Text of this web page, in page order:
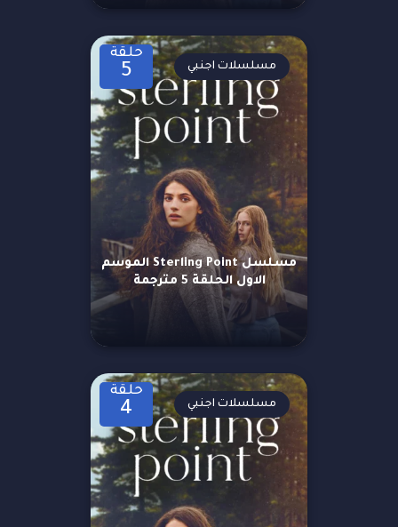
حلقة
5
مسلسل Sterling Point الموسم
الاول الحلقة 5 مترجمة
مسلسلات اجنبي
حلقة
4 مسلسلات اجنبي